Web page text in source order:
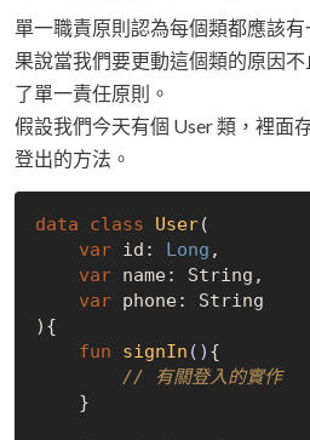
單一職責原則認為每個類都應該
果說當我們要更動這個類的原因
了單一責任原則。
假設我們今天有個 User 類，裡面
登出的方法。
data class User(
var id: Long ,
var name: String,
var phone: String
){
fun
signIn () {
// 有關登入的實作